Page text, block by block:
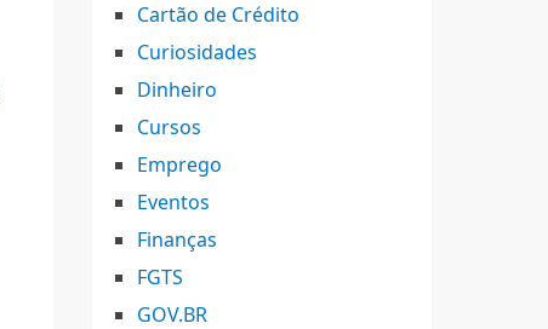
Cartão de Crédito
Curiosidades
Dinheiro
Cursos
Emprego
Eventos
Finanças
FGTS
GOV.BR